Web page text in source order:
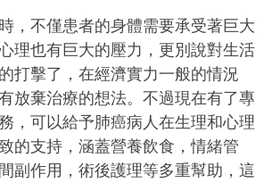
，不僅患者的身體需要承受著巨大
理也有巨大的壓力，更別說對生活
打擊了，在經濟實力一般的情況
放棄治療的想法。不過現在有了專
，可以給予肺癌病人在生理和心理
的支持，涵蓋營養飲食，情緒管
副作用，術後護理等多重幫助，這